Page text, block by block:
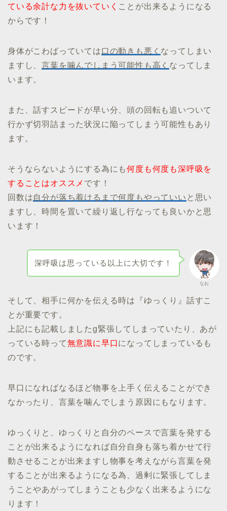
ている余計な力を抜いていく ことが出来るようになる
からです！
身体がこわばっていては口の動きも悪く なってしまい
ますし、言葉を噛んでしまう可能性も高く なってしま
います。
また、話すスピードが早い分、頭の回転も追いついて
行かず切羽詰まった状況に陥ってしまう可能性もあり
ます。
そうならないようにする為にも何度も何度も深呼吸を
することはオススメ です！
回数は自分が落ち着けるまで何度もやっていい と思い
ますし、時間を置いて繰り返し行なっても良いかと思
います！
なお
深呼吸は思っている以上に大切です！
そして、相手に何かを伝える時は『ゆっくり』話すこ
とが重要です。
上記にも記載しましたg緊張してしまっていたり、あが
っている時って無意識に早口になってしまっているも
のです。
早口になればなるほど物事を上手く伝えることができ
なかったり、言葉を噛んでしまう原因にもなります。
ゆっくりと、ゆっくりと自分のペースで言葉を発する
ことが出来るようになれば自分自身も落ち着かせて行
動させることが出来ますし物事を考えながら言葉を発
することが出来るようになる為、過剰に緊張してしま
うことやあがってしまうことも少なく出来るようにな
ります！